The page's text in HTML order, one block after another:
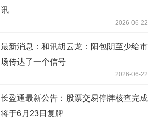
讯
2026-06-22
最新消息：和讯胡云龙：阳包阴至少给市
场传达了一个信号
2026-06-22
长盈通最新公告：股票交易停牌核查完成
将于6月23日复牌